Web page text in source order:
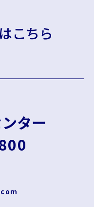
こちら
ター